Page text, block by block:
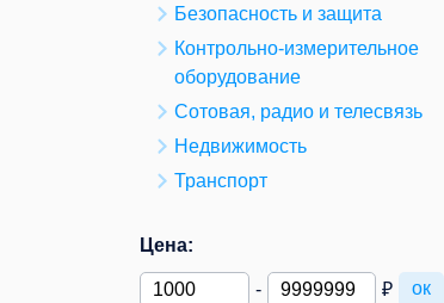
Безопасность и защита
Контрольно-измерительное
оборудование
Сотовая, радио и телесвязь
Недвижимость
Транспорт
Цена:
- ₽ ок